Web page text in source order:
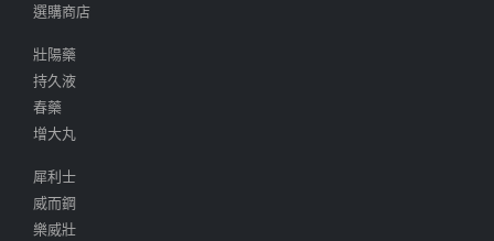
選購商店
壯陽藥
持久液
春藥
增大丸
犀利士
威而鋼
樂威壯